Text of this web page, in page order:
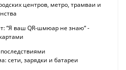
центров, метро, трамваи и
“Я ваш QR-шмюар не знаю“ -
последствиями
сети, зарядки и батареи